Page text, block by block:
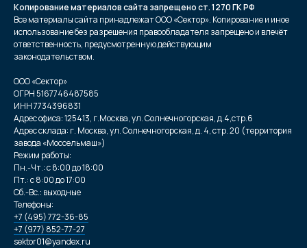
Копирование материалов сайта запрещено ст. 1270 ГК РФ
Все материалы сайта принадлежат ООО «Сектор». Копирование и иное
использование без разрешения правообладателя запрещено и влечёт
ответственность, предусмотренную действующим
законодательством.
ООО «Сектор»
ОГРН 5167746487585
ИНН 7734396831
Адрес офиса: 125413, г.Москва, ул. Солнечногорская, д.4,стр.6
Адрес склада: г. Москва, ул. Солнечногорская, д. 4, стр. 20 (территория
завода «Моссельмаш»)
Режим работы:
Пн.-Чт.: с 8:00 до 18:00
Пт.: с 8:00 до 17:00
Сб.-Вс.: выходные
Телефоны:
+7 (495) 772-36-85
+7 (977) 852-77-27
sektor01@yandex.ru